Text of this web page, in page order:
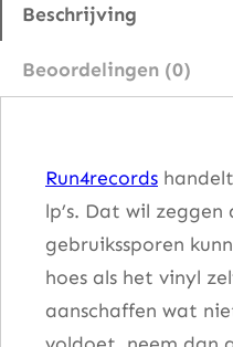
a
Beschrijving
Beoordelingen (0)
Run4records
lp’s. Dat wil
gebruikssporen
hoes als het vinyl
aanschaffen wat